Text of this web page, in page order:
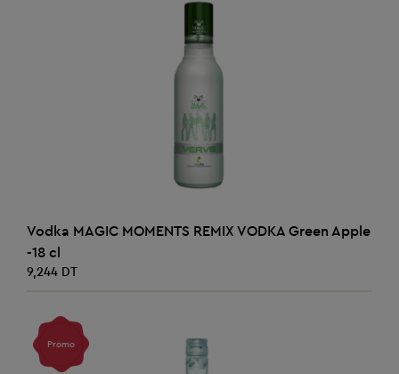
AJOUTER AU PANIER
Vodka MAGIC MOMENTS REMIX VODKA Green Apple
-18 cl
9,244 DT